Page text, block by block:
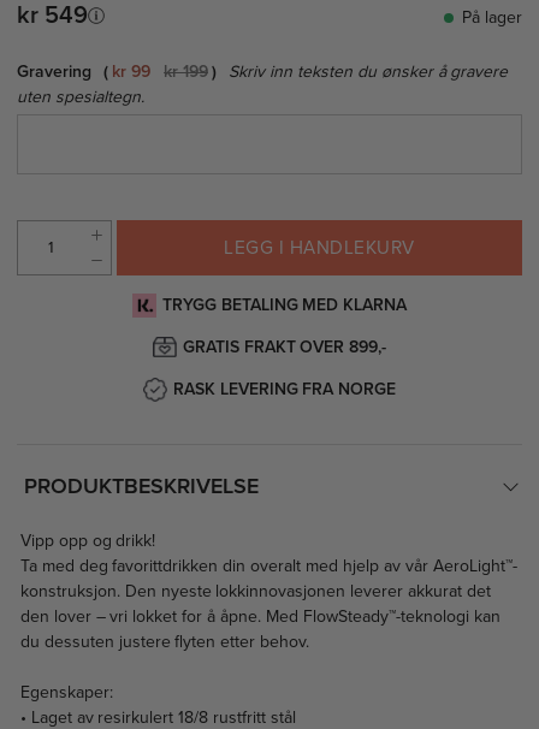
kr 549 På lager
Gravering kr 99 kr 199
Skriv inn teksten du ønsker å gravere
uten spesialtegn.
LEGG I HANDLEKURV
TRYGG BETALING MED KLARNA
GRATIS FRAKT OVER 899,-
RASK LEVERING FRA NORGE
PRODUKTBESKRIVELSE
Vipp opp og drikk!
Ta med deg favorittdrikken din overalt med hjelp av vår AeroLight™-
konstruksjon. Den nyeste lokkinnovasjonen leverer akkurat det
den lover – vri lokket for å åpne. Med FlowSteady™-teknologi kan
du dessuten justere flyten etter behov.
Egenskaper:
• Laget av resirkulert 18/8 rustfritt stål